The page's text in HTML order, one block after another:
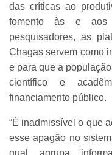
das críticas ao
fomento às e aos
pesquisadores, as
Chagas servem como
e para que a
científico e
financiamento público.
“É inadmissível o que
esse apagão no
qual agrupa